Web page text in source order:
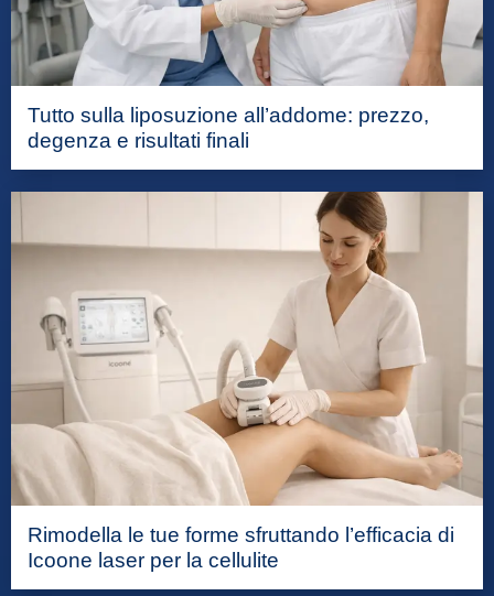
Tutto sulla liposuzione all’addome: prezzo,
degenza e risultati finali
Rimodella le tue forme sfruttando l’efficacia di
Icoone laser per la cellulite